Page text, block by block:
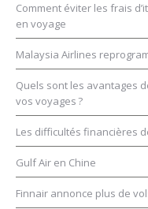
Comment éviter les frais
en voyage
Malaysia Airlines
Quels sont les avantages
vos voyages ?
Les difficultés financières
Gulf Air en Chine
Finnair annonce plus de